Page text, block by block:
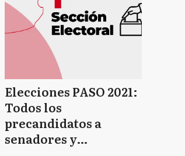
Elecciones PASO 2021:
Todos los
precandidatos a
senadores y